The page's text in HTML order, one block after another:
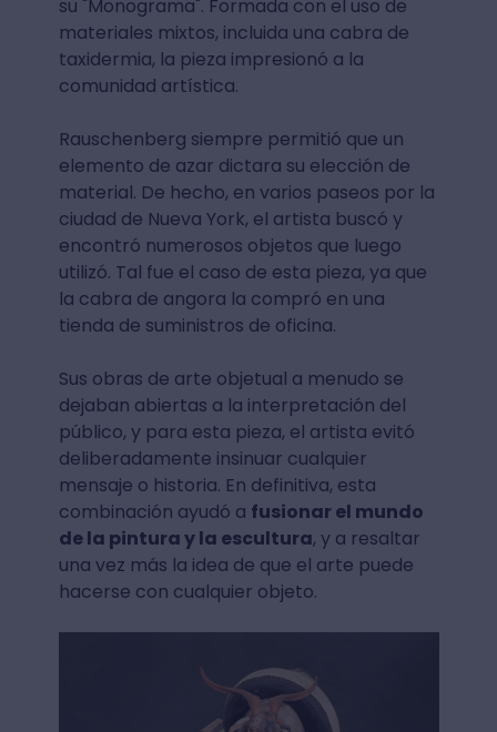
su "Monograma". Formada con el uso de
materiales mixtos, incluida una cabra de
taxidermia, la pieza impresionó a la
comunidad artística.
Rauschenberg siempre permitió que un
elemento de azar dictara su elección de
material. De hecho, en varios paseos por la
ciudad de Nueva York, el artista buscó y
encontró numerosos objetos que luego
utilizó. Tal fue el caso de esta pieza, ya que
la cabra de angora la compró en una
tienda de suministros de oficina.
Sus obras de arte objetual a menudo se
dejaban abiertas a la interpretación del
público, y para esta pieza, el artista evitó
deliberadamente insinuar cualquier
mensaje o historia. En definitiva, esta
combinación ayudó a fusionar el mundo
de la pintura y la escultura, y a resaltar
una vez más la idea de que el arte puede
hacerse con cualquier objeto.